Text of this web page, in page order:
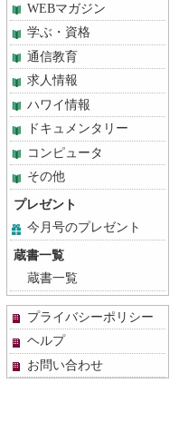
WEBマガジン
学ぶ・資格
通信教育
求人情報
ハワイ情報
ドキュメンタリー
コンピュータ
その他
プレゼント
今月号のプレゼント
蔵書一覧
蔵書一覧
プライバシーポリシー
ヘルプ
お問い合わせ